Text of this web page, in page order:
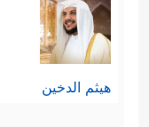
هيثم الدخين